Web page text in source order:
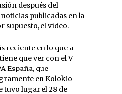
después del
publicadas en la
supuesto, el vídeo.
reciente en lo que a
que ver con el V
España, que
en Kolokio
tuvo lugar el 28 de